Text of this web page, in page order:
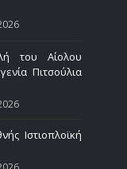
του Αίολου
Πιτσούλια
Ιστιοπλοϊκή